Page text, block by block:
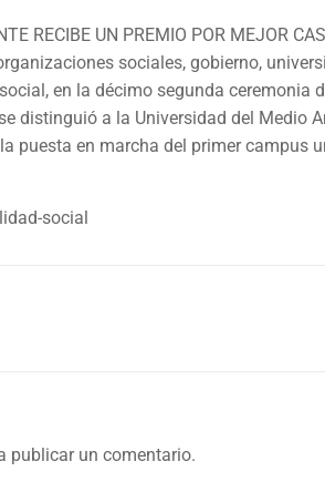
RECIBE UN PREMIO POR MEJOR
sociales, gobierno,
en la décimo segunda ceremonia
distinguió a la Universidad del Medio
puesta en marcha del primer campus
social
publicar un comentario.